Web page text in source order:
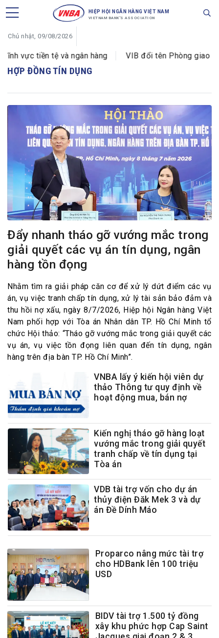
HIỆP HỘI NGÂN HÀNG VIỆT NAM
VIETNAM BANK'S ASSOCIATION
Chủ nhật, 09/08/2026
vực tiền tệ và ngân hàng VIB đổi tên Phòng giao
HỢP ĐỒNG TÍN DỤNG
Đẩy nhanh tháo gỡ vướng mắc trong
giải quyết các vụ án tín dụng, ngân
hàng tồn đọng
Nhằm tìm ra giải pháp căn cơ để xử lý dứt điểm các vụ
án, vụ việc tranh chấp tín dụng, xử lý tài sản bảo đảm và
thu hồi nợ xấu, ngày 8/7/2026, Hiệp hội Ngân hàng Việt
Nam phối hợp với Tòa án Nhân dân TP. Hồ Chí Minh tổ
chức Hội thảo: “Tháo gỡ vướng mắc trong giải quyết các
vụ án, vụ việc tồn đọng liên quan đến tín dụng, ngân
hàng trên địa bàn TP. Hồ Chí Minh”.
VNBA lấy ý kiến hội viên dự
thảo Thông tư quy định về
hoạt động mua, bán nợ
Kiến nghị tháo gỡ hàng loạt
vướng mắc trong giải quyết
tranh chấp về tín dụng tại
Tòa án
VDB tài trợ vốn cho dự án
thủy điện Đăk Mek 3 và dự
án Đề Dính Máo
Proparco nâng mức tài trợ
cho HDBank lên 100 triệu
USD
BIDV tài trợ 1.500 tỷ đồng
xây khu phức hợp Cap Saint